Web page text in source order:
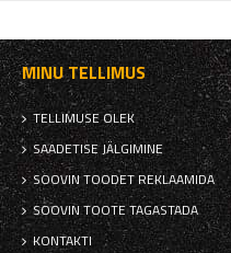
MINU TELLIMUS
TELLIMUSE OLEK
SAADETISE JÄLGIMINE
SOOVIN TOODET REKLAAMIDA
SOOVIN TOOTE TAGASTADA
KONTAKTI